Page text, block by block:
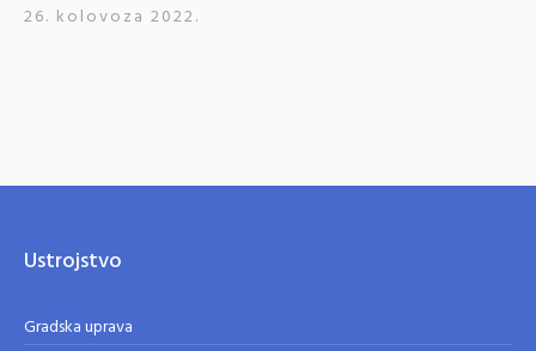
26. kolovoza 2022.
Ustrojstvo
Gradska uprava